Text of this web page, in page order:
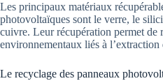
Les principaux matériaux
photovoltaïques sont le verre, le
cuivre. Leur récupération permet de
environnementaux liés à l’extraction
Le recyclage des panneaux